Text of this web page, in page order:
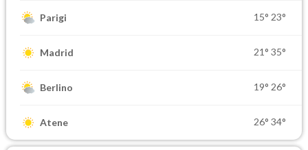
Parigi 15° 23°
Madrid 21° 35°
Berlino 19° 26°
Atene 26° 34°